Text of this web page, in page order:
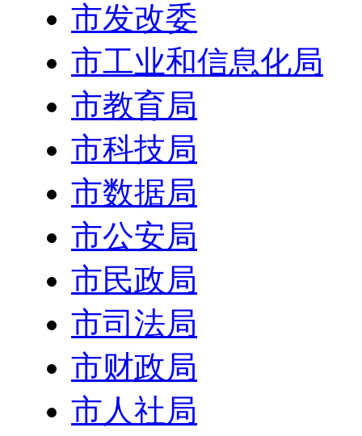
市发改委
市工业和信息化局
市教育局
市科技局
市数据局
市公安局
市民政局
市司法局
市财政局
市人社局